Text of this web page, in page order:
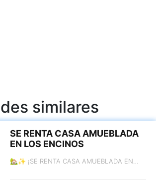
similares
SE RENTA CASA AMUEBLADA
EN LOS ENCINOS
🏡✨ ¡SE RENTA CASA AMUEBLADA EN
Los Encinos, Mexicali, B.C. 🏠